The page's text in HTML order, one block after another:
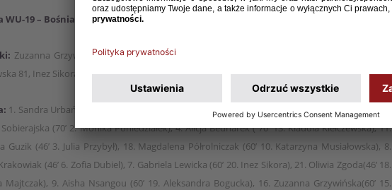
WU-19 – Bośnia i Hercegowina WU-19 7:0 (3:0)
Zuzanna Grzywińska 3, Oliwia Zgoda 7, Aisha Nsangou 45, Aleksandra Bogucka 80, Julia
81, Inez Sikora 82, Amelia Majtczak 83
1. Sandra Urbańczyk (82’ 12. Zuzanna Błaszczyk), 14. Jagoda Cyraniak (23. Emilia Walczak), 5.
(70’ 2. Monika Poniedziałek), 4. Alicja Bednarek ( 70’ 13. Klaudia Kiełczewska), 11.
Guzik (46’ 3. Julia Przybył), 18. Magdalena Półrolniczak (60’ 10. Katarzyna Musiałowska), 8.
(46’ 6. Zofia Dubiel), 7. Gabriela Lewicka (60’ 20. Inez Sikora), 21. Oliwia Zgoda(46’ 18.
Majtczak), 9. Aisha Nsangou (60’ 19. Aleksandra Bogucka), 16. Zuzanna Grzywińska(60’ 15.